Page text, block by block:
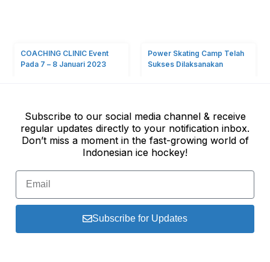
COACHING CLINIC Event
Pada 7 – 8 Januari 2023
Power Skating Camp Telah
Sukses Dilaksanakan
Klub Hoki Es Tertua di
Juarai Liga Hoki Es 2022
November 22, 2022
Usai Vakum 2 Tahun
July 22, 2022
Subscribe to our social media channel & receive
regular updates directly to your notification inbox.
Don’t miss a moment in the fast-growing world of
Indonesian ice hockey!
Subscribe for Updates